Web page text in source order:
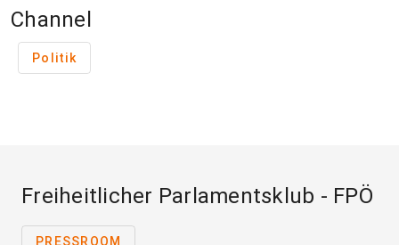
Channel
Politik
Freiheitlicher Parlamentsklub - FPÖ
PRESSROOM